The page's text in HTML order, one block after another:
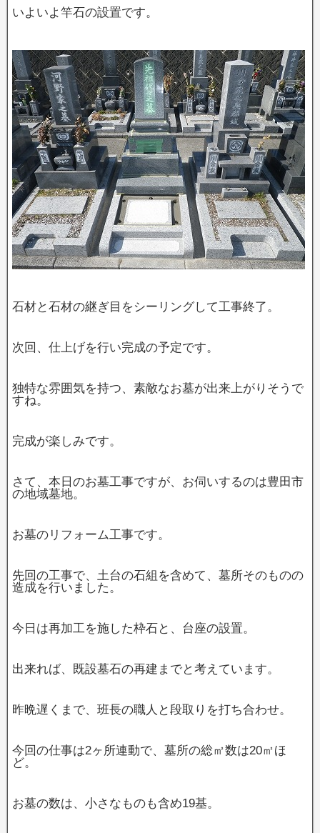
いよいよ竿石の設置です。
石材と石材の継ぎ目をシーリングして工事終了。
次回、仕上げを行い完成の予定です。
独特な雰囲気を持つ、素敵なお墓が出来上がりそうで
すね。
完成が楽しみです。
さて、本日のお墓工事ですが、お伺いするのは豊田市
の地域墓地。
お墓のリフォーム工事です。
先回の工事で、土台の石組を含めて、墓所そのものの
造成を行いました。
今日は再加工を施した枠石と、台座の設置。
出来れば、既設墓石の再建までと考えています。
昨晩遅くまで、班長の職人と段取りを打ち合わせ。
今回の仕事は2ヶ所連動で、墓所の総㎡数は20㎡ほ
ど。
お墓の数は、小さなものも含め19基。